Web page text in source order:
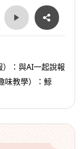
：與AI一起說報